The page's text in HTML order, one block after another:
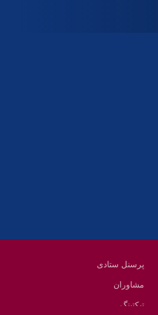
پرسنل ستادی
مشاوران
تیکتینگ